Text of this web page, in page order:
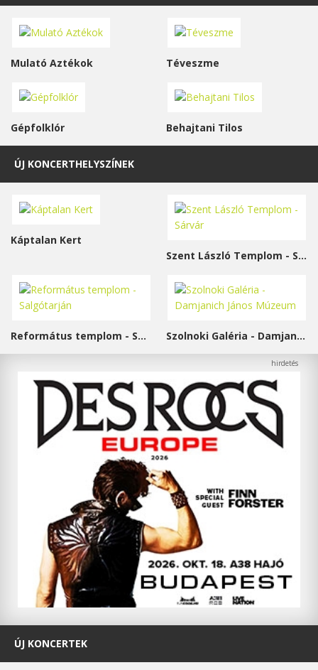
Mulató Aztékok Téveszme
Gépfolklór Behajtani Tilos
ÚJ KONCERTHELYSZÍNEK
Káptalan Kert
Szent László Templom - Sárvár
Református templom - Salgótarján Szolnoki Galéria - Damjanich János Múzeum
ÚJ KONCERTEK